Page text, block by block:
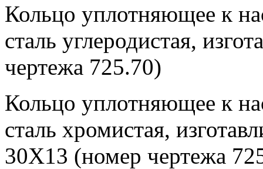
Кольцо уплотняющее к
сталь углеродистая,
чертежа 725.70)
Кольцо уплотняющее к
сталь хромистая,
30Х13 (номер чертежа